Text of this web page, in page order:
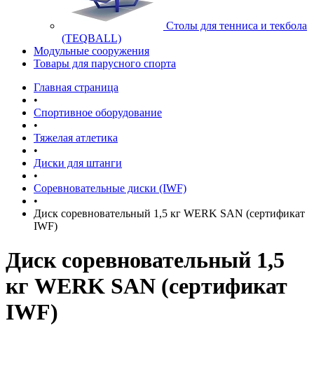
Cтолы для тенниса и текбола
(TEQBALL)
Модульные сооружения
Товары для парусного спорта
Главная страница
•
Спортивное оборудование
•
Тяжелая атлетика
•
Диски для штанги
•
Соревновательные диски (IWF)
•
Диск соревновательный 1,5 кг WERK SAN (сертификат
IWF)
Диск соревновательный 1,5
кг WERK SAN (сертификат
IWF)